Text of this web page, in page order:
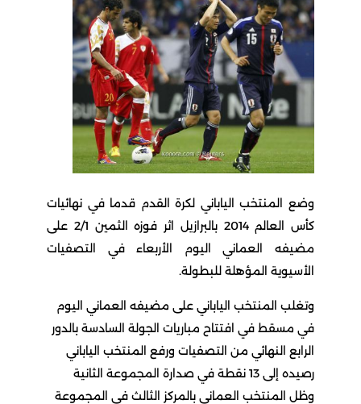
وضع المنتخب الياباني لكرة القدم قدما في نهائيات
كأس العالم 2014 بالبرازيل اثر فوزه الثمين 2/1 على
مضيفه العماني اليوم الأربعاء في التصفيات
الأسيوية المؤهلة للبطولة.
وتغلب المنتخب الياباني على مضيفه العماني اليوم
في مسقط في افتتاح مباريات الجولة السادسة بالدور
الرابع النهائي من التصفيات ورفع المنتخب الياباني
رصيده إلى 13 نقطة في صدارة المجموعة الثانية
وظل المنتخب العماني بالمركز الثالث في المجموعة